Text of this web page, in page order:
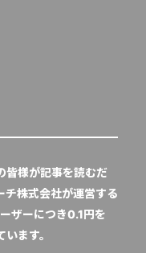
様が記事を読むだ
チ株式会社が運営する
ザーにつき0.1円を
ます。